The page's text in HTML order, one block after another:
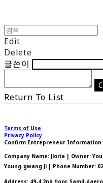
Edit
Delete
글쓴이
Return To List
Terms of Use
Privacy Policy
Confirm Entrepreneur Information
Company Name: Jloria | Owner:
Young-gwang Ji | Phone Number:
Address: 49-4 2nd floor, Samil-